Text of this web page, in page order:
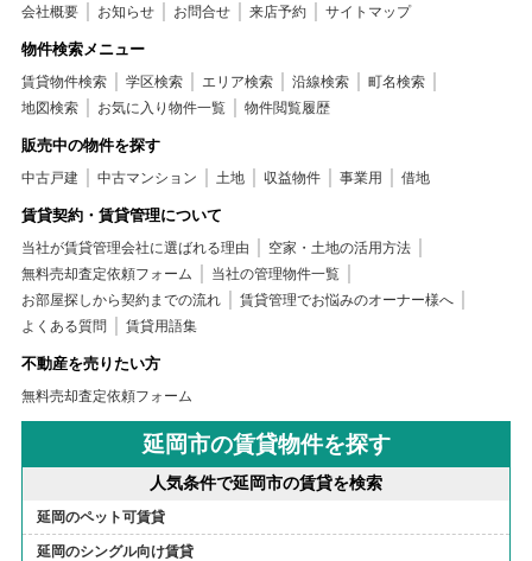
会社概要
お知らせ お問合せ 来店予約 サイトマップ
物件検索メニュー
賃貸物件検索 学区検索 エリア検索 沿線検索
町名検索
地図検索
お気に入り物件一覧 物件閲覧履歴
販売中の物件を探す
中古戸建 中古マンション 土地 収益物件 事業用 借地
賃貸契約・賃貸管理について
当社が賃貸管理会社に選ばれる理由
空家・土地の活用方法
無料売却査定依頼フォーム
当社の管理物件一覧
お部屋探しから契約までの流れ
賃貸管理でお悩みのオーナー様へ
よくある質問
賃貸用語集
不動産を売りたい方
無料売却査定依頼フォーム
延岡市の賃貸物件を探す
人気条件で延岡市の賃貸を検索
延岡のペット可賃貸
延岡のシングル向け賃貸